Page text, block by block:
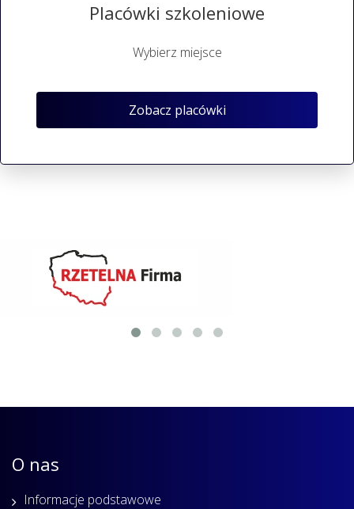
Placówki szkoleniowe
Wybierz miejsce
Zobacz placówki
O nas
Informacje podstawowe